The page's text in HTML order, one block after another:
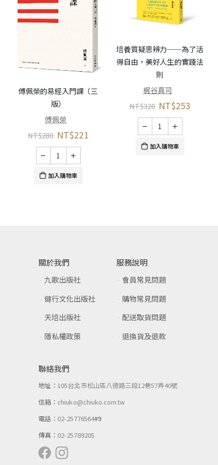
傅佩榮的易經入門課（三
版）
傅佩榮
NT$280 NT$221
加入購物車
培養質疑思辨力──為了活
得自由，美好人生的實踐法
則
梶谷真司
NT$320 NT$253
加入購物車
關於我們
九歌出版社
健行文化出版社
天培出版社
隱私權政策
服務說明
會員常見問題
購物常見問題
配送取貨問題
退換貨及退款
聯絡我們
地址：105台北市松山區八德路三段12巷57弄40號
信箱： chiuko@chiuko.com.tw
電話： 02-25776564#9
傳真： 02-25789205